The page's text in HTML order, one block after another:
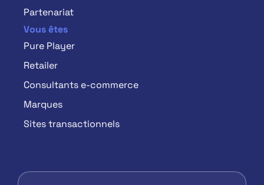
Partenariat
Vous êtes
Pure Player
Retailer
Consultants e-commerce
Marques
Sites transactionnels